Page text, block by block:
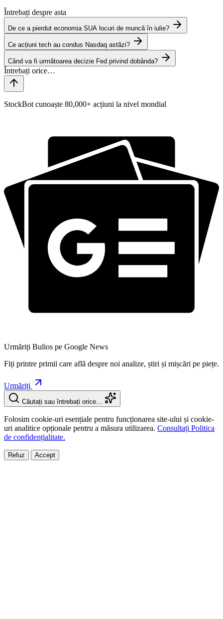
Întrebați despre asta
De ce a pierdut economia SUA locuri de muncă în iulie?
Ce acțiuni tech au condus Nasdaq astăzi?
Când va fi următoarea decizie Fed privind dobânda?
StockBot cunoaște 80,000+ acțiuni la nivel mondial
Urmăriți Bulios pe Google News
Fiți printre primii care află despre noi analize, știri și mișcări pe piețe.
Urmăriți
Căutați sau întrebați orice…
Folosim cookie-uri esențiale pentru funcționarea site-ului și cookie-
uri analitice opționale pentru a măsura utilizarea. Consultați Politica
de confidențialitate.
Refuz Accept